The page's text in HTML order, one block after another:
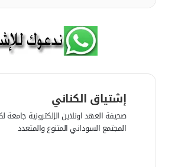
إشتياق الكناني
صحيفة العهد اونلاين الإلكترونية جامعة
المجتمع السوداني المتنوع والمتعدد